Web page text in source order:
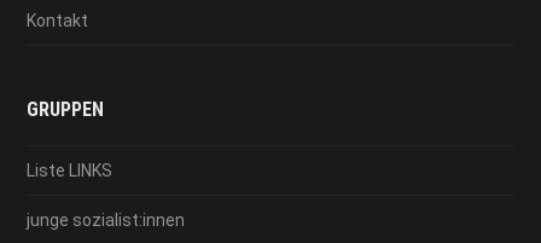
Kontakt
GRUPPEN
Liste LINKS
junge sozialist:innen